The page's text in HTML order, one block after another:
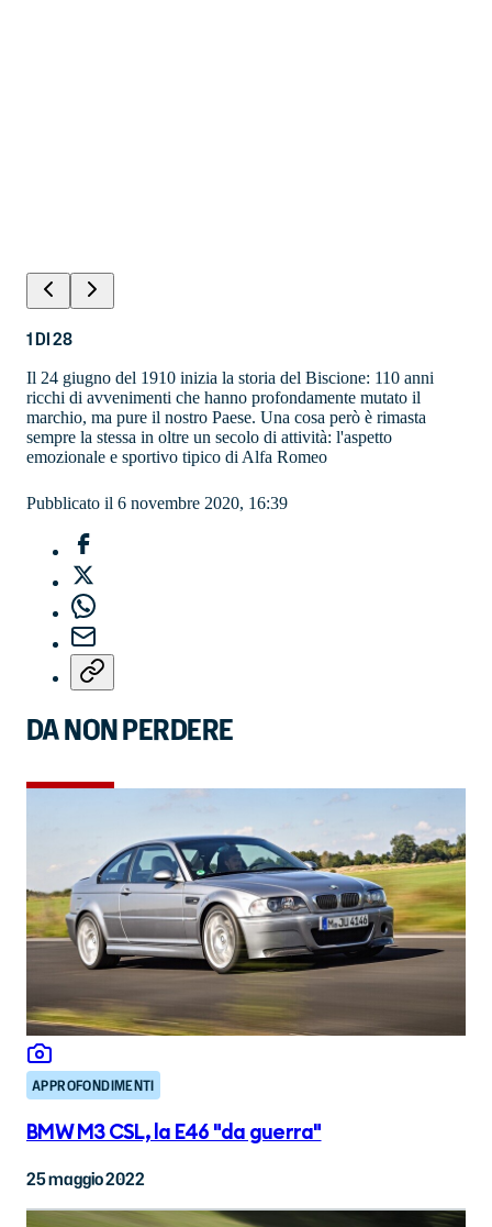
1DI28
Il 24 giugno del 1910 inizia la storia del Biscione: 110 anni
ricchi di avvenimenti che hanno profondamente mutato il
marchio, ma pure il nostro Paese. Una cosa però è rimasta
sempre la stessa in oltre un secolo di attività: l'aspetto
emozionale e sportivo tipico di Alfa Romeo
Pubblicato il 6 novembre 2020, 16:39
DA NON PERDERE
APPROFONDIMENTI
BMW M3 CSL, la E46 "da guerra"
25 maggio 2022